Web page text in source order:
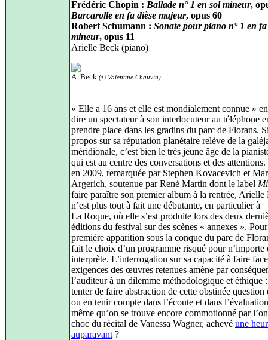
Frédéric Chopin : Ballade n° 1 en sol mineur,
Barcarolle en fa dièse majeur, opus 60
Robert Schumann : Sonate pour piano n° 1 en fa
mineur, opus 11
Arielle Beck (piano)
A. Beck (© Valentine Chauvin)
« Elle a 16 ans et elle est mondialement connue »
dire un spectateur à son interlocuteur au téléphone
prendre place dans les gradins du parc de Florans.
propos sur sa réputation planétaire relève de la
méridionale, c’est bien le très jeune âge de la
qui est au centre des conversations et des attentions.
en 2009, remarquée par Stephen Kovacevich et
Argerich, soutenue par René Martin dont le label
faire paraître son premier album à la rentrée, Arielle
n’est plus tout à fait une débutante, en particulier à
La Roque, où elle s’est produite lors des deux
éditions du festival sur des scènes « annexes ».
première apparition sous la conque du parc de
fait le choix d’un programme risqué pour n’importe
interprète. L’interrogation sur sa capacité à faire
exigences des œuvres retenues amène par
l’auditeur à un dilemme méthodologique et éthique
tenter de faire abstraction de cette obstinée question
ou en tenir compte dans l’écoute et dans
même qu’on se trouve encore commotionné par
choc du récital de Vanessa Wagner, achevé une
auparavant ?